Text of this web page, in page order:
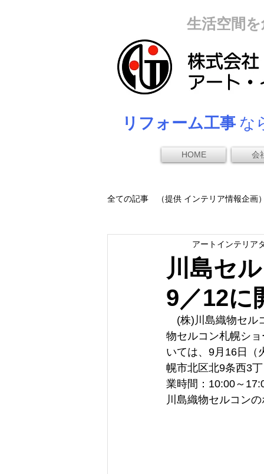
生活空間
リフォーム工事な
HOME 会
全ての記事 （提供 インテリア情報企画
川島セ
9／12に
アートインテリア
(株)川島織物セル
物セルコン札幌シ
いては、9月16日（
幌市北区北9条西3
業時間：10:00～
川島織物セルコン